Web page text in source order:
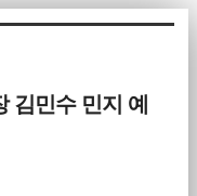
김민수 민지 예
북5